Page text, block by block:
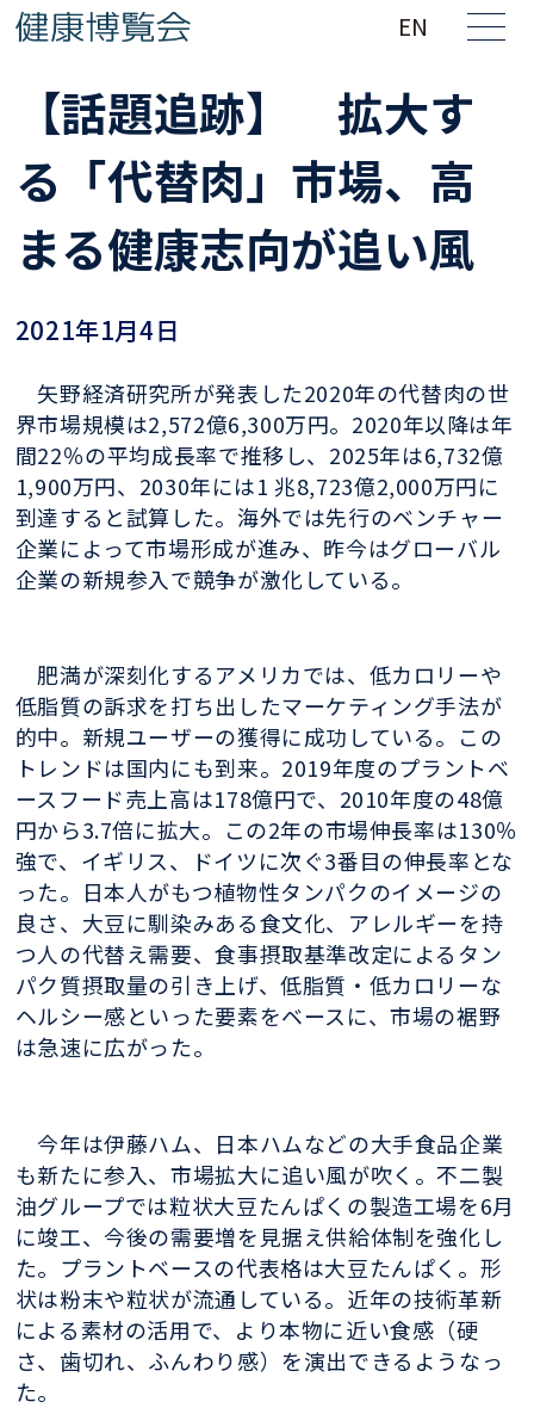
EN
【話題追跡】 拡大す
る「代替肉」市場、高
まる健康志向が追い風
2021年1月4日
矢野経済研究所が発表した2020年の代替肉の世
界市場規模は2,572億6,300万円。2020年以降は年
間22％の平均成長率で推移し、2025年は6,732億
1,900万円、2030年には1 兆8,723億2,000万円に
到達すると試算した。海外では先行のベンチャー
企業によって市場形成が進み、昨今はグローバル
企業の新規参入で競争が激化している。
肥満が深刻化するアメリカでは、低カロリーや
低脂質の訴求を打ち出したマーケティング手法が
的中。新規ユーザーの獲得に成功している。この
トレンドは国内にも到来。2019年度のプラントベ
ースフード売上高は178億円で、2010年度の48億
円から3.7倍に拡大。この2年の市場伸長率は130％
強で、イギリス、ドイツに次ぐ3番目の伸長率とな
った。日本人がもつ植物性タンパクのイメージの
良さ、大豆に馴染みある食文化、アレルギーを持
つ人の代替え需要、食事摂取基準改定によるタン
パク質摂取量の引き上げ、低脂質・低カロリーな
ヘルシー感といった要素をベースに、市場の裾野
は急速に広がった。
今年は伊藤ハム、日本ハムなどの大手食品企業
も新たに参入、市場拡大に追い風が吹く。不二製
油グループでは粒状大豆たんぱくの製造工場を6月
に竣工、今後の需要増を見据え供給体制を強化し
た。プラントベースの代表格は大豆たんぱく。形
状は粉末や粒状が流通している。近年の技術革新
による素材の活用で、より本物に近い食感（硬
さ、歯切れ、ふんわり感）を演出できるようなっ
た。